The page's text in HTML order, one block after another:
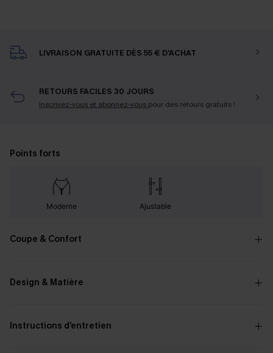
LIVRAISON GRATUITE DÈS 55 € D'ACHAT
RETOURS FACILES 30 JOURS
Inscrivez-vous et abonnez-vous pour des retours gratuits !
Points forts
Moderne Ajustable
Coupe & Confort
Design & Matière
Instructions d’entretien